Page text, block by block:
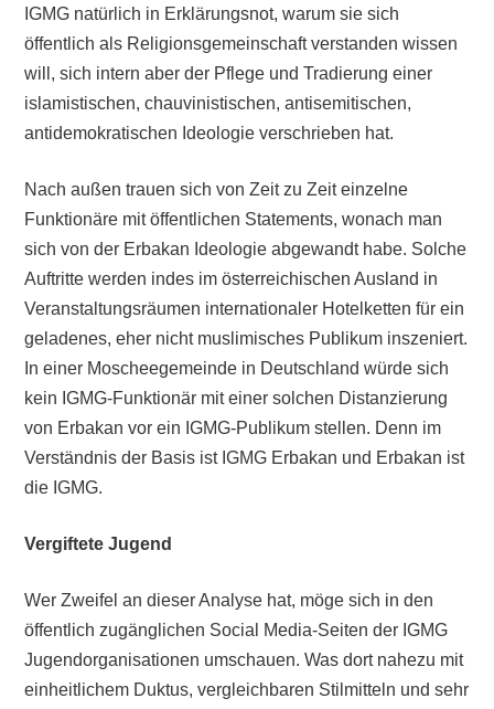
IGMG natürlich in Erklärungsnot, warum sie sich
öffentlich als Religionsgemeinschaft verstanden wissen
will, sich intern aber der Pflege und Tradierung einer
islamistischen, chauvinistischen, antisemitischen,
antidemokratischen Ideologie verschrieben hat.
Nach außen trauen sich von Zeit zu Zeit einzelne
Funktionäre mit öffentlichen Statements, wonach man
sich von der Erbakan Ideologie abgewandt habe. Solche
Auftritte werden indes im österreichischen Ausland in
Veranstaltungsräumen internationaler Hotelketten für ein
geladenes, eher nicht muslimisches Publikum inszeniert.
In einer Moscheegemeinde in Deutschland würde sich
kein IGMG-Funktionär mit einer solchen Distanzierung
von Erbakan vor ein IGMG-Publikum stellen. Denn im
Verständnis der Basis ist IGMG Erbakan und Erbakan ist
die IGMG.
Vergiftete Jugend
Wer Zweifel an dieser Analyse hat, möge sich in den
öffentlich zugänglichen Social Media-Seiten der IGMG
Jugendorganisationen umschauen. Was dort nahezu mit
einheitlichem Duktus, vergleichbaren Stilmitteln und sehr